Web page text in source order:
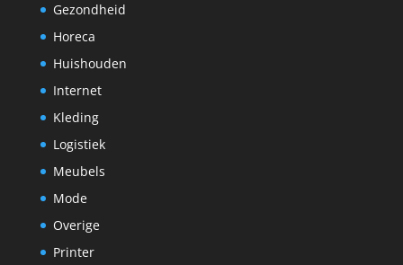
Gezondheid
Horeca
Huishouden
Internet
Kleding
Logistiek
Meubels
Mode
Overige
Printer